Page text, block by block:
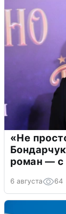
«Не
роман — с
6 августа 64